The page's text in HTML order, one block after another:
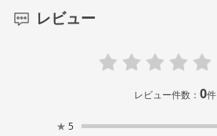
レビュー
レビュー件数：0件
★ 5